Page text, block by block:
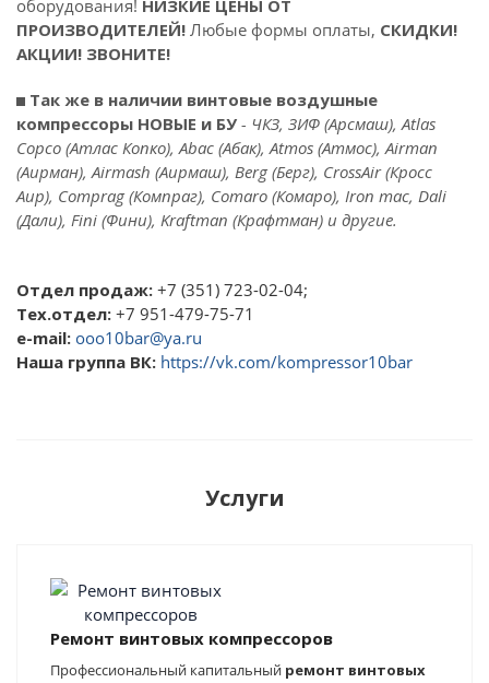
оборудования! НИЗКИЕ ЦЕНЫ ОТ
ПРОИЗВОДИТЕЛЕЙ! Любые формы оплаты, СКИДКИ!
АКЦИИ! ЗВОНИТЕ!
◼ Так же в наличии винтовые воздушные
компрессоры НОВЫЕ и БУ - ЧКЗ, ЗИФ (Арсмаш), Atlas
Copco (Атлас Копко), Abac (Абак), Atmos (Атмос), Airman
(Аирман), Airmash (Аирмаш), Berg (Берг), CrossAir (Кросс
Аир), Comprag (Компраг), Comaro (Комаро), Iron mac, Dali
(Дали), Fini (Фини), Kraftman (Крафтман) и другие.
Отдел продаж: +7 (351) 723-02-04;
Тех.отдел: +7 951-479-75-71
e-mail: ooo10bar@ya.ru
Наша группа ВК: https://vk.com/kompressor10bar
Услуги
Ремонт винтовых компрессоров
Профессиональный капитальный ремонт винтовых